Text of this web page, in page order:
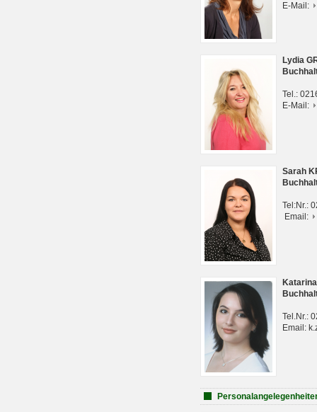
E-Mail:
Lydia
Tel.:
E-Mail:
Sarah
Tel:Nr.:
Email:
Tel.Nr.:
Email: